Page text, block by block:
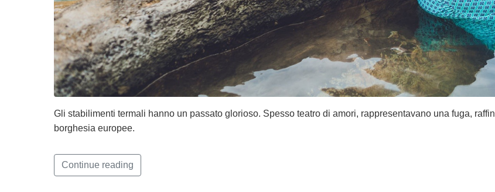
Gli stabilimenti termali hanno un passato glorioso. Spesso teatro di amori, rappresentavano una fuga,
borghesia europee.
Continue reading